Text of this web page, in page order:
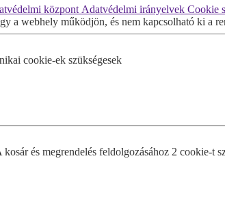
központ Adatvédelmi irányelvek Cookie
a webhely működjön, és nem kapcsolható ki a
cookie-ek szükségesek
és megrendelés feldolgozásához 2 cookie-